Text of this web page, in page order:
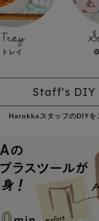
Tray
トレイ
Staff's DIY
HarokkaスタッフのDIYを